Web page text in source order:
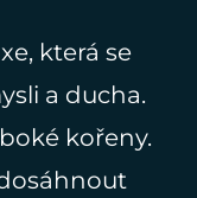
která se
a ducha.
kořeny.